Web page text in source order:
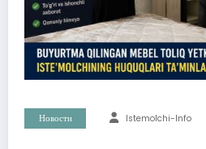
Новости Istemolchi-Info